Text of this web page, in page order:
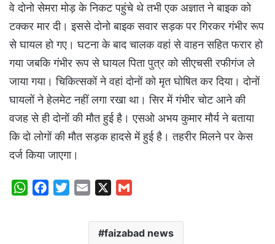
वे दोनो सेमरा मोड़ के निकट पहुंचे थे तभी एक अज्ञात ने बाइक को
टक्कर मार दी। इससे दोनो बाइक सवार सड़क पर गिरकर गंभीर रूप
से घायल हो गए। घटना के बाद चालक वहां से वाहन सहित फरार हो
गया जबकि गंभीर रूप से घायल पिता पुत्र को सीएचसी रफीगंज ले
जाया गया। चिकित्सकों ने वहां दोनों को मृत घोषित कर दिया। दोनों
घायलों ने हेलमेट नहीं लगा रखा था। सिर में गंभीर चोट आने की
वजह से ही दोनों की मौत हुई है। एसओ अभय कुमार मौर्य ने बताया
कि दो लोगों की मौत सड़क हादसे में हुई है। तहरीर मिलने पर केस
दर्ज किया जाएगा।
W
a
a
i
faizabad news